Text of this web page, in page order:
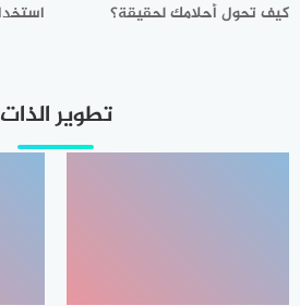
كيف تحول أحلامك لحقيقة؟
تطوير الذات